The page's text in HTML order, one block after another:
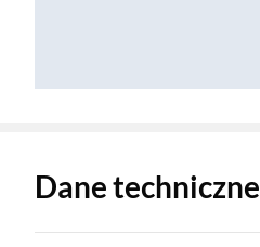
Dane techniczne